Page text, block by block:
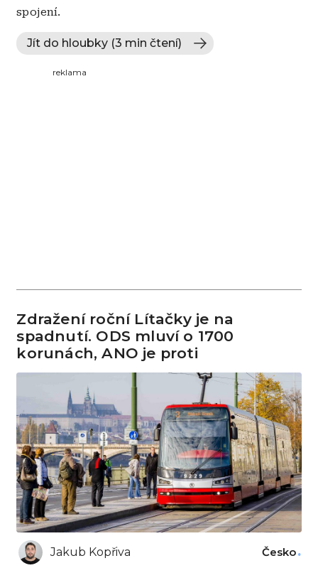
spojení.
Jít do hloubky (3 min čtení)
reklama
Zdražení roční Lítačky je na
spadnutí. ODS mluví o 1700
korunách, ANO je proti
Jakub Kopřiva Česko